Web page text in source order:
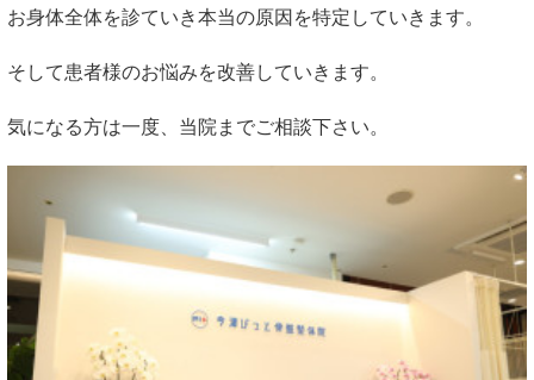
お身体全体を診ていき本当の原因を特定していきます。
そして患者様のお悩みを改善していきます。
気になる方は一度、当院までご相談下さい。